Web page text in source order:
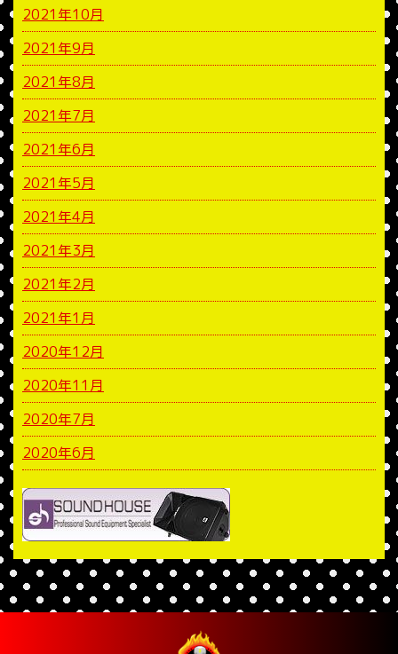
2021年10月
2021年9月
2021年8月
2021年7月
2021年6月
2021年5月
2021年4月
2021年3月
2021年2月
2021年1月
2020年12月
2020年11月
2020年7月
2020年6月